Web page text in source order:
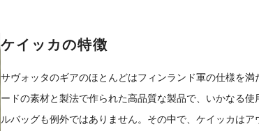
ケイッカの特徴
サヴォッタのギアのほとんどはフィンランド軍の仕様を
ードの素材と製法で作られた高品質な製品で、いかなる
ルバッグも例外ではありません。その中で、ケイッカは